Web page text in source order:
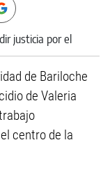
de Bariloche
de Valeria
centro de la